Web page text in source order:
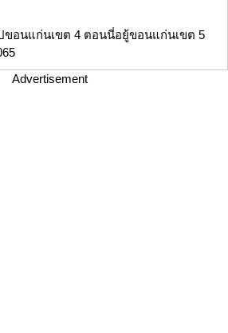
ขอนแก่นเขต 4 ตอนนี่อยู้ขอนแก่นเขต 5
Advertisement